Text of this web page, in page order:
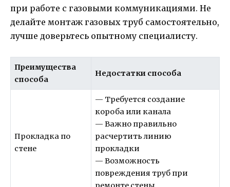
при работе с газовыми коммуникациями. Не
делайте монтаж газовых труб самостоятельно,
лучше доверьтесь опытному специалисту.
Преимущества
способа
Недостатки способа
Прокладка по
стене
— Требуется создание
короба или канала
— Важно правильно
расчертить линию
прокладки
— Возможность
повреждения труб при